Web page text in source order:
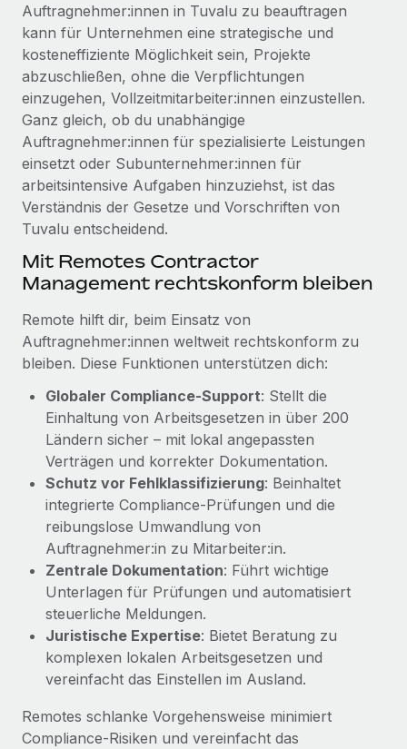
DIENSTLEISTUNGEN
Frag unsere Expert:innen
Hilfe von Expert:innen für globale HR & Compliance
Background-Checks
Einfacheres Bewerber:innen-Screening
Compliance Watchtower
Lückenlose Compliance
Geräteverwaltung
Globale Bereitstellung und Verfolgung von IT-
Geräten
Gründung von Niederlassungen
Schnelle, rechtssichere Gründung von
Niederlassungen
Mobilität und Relocation
Mühelose Relocation von Mitarbeiter:innen
Benefits
Mühelose Verwaltung von Benefits
Remote Build
Beratung zu Integrationen und KI-Automatisierung
FALLSTUDIEN
So hat der KI-Vorreiter Weaviate sein Team mit
Remote um 120 % vergrößert
Weaviate auf einen Blick Weaviate entwickelt KI-basierte
Mehr erfahren
Revolution des Enterprise Contractor
Managements – die Erfolgsgeschichte einer
globalen Content-Agentur mit Remote
Transformation einer weltweit erfolgreichen...
Mehr erfahren
Informationen zu Gehältern und Qualifikationen
Insights Center
Hol dir Unterstützung
Alle Ressourcen anzeigen
BLOG
EOR und PEO
Contractor Management
Den Blog erkunden
Neues zu Remote-Produkten: Integration mit
Gusto und Zero und Contractor Management
Plus
Auch im neuen Jahr wollen wir bei Remote Unternehmen
aller Größen dabei unterstützen, die beste...
Mehr erfahren
Wie Phiture 55 Mitarbeiter:innen in 19 Ländern
mit Remote verwaltet
Wachstumsberatung für mobile Apps. Das...
Auftragnehmer:innen in Tuvalu zu beauftragen
kann für Unternehmen eine strategische und
kosteneffiziente Möglichkeit sein, Projekte
abzuschließen, ohne die Verpflichtungen
einzugehen, Vollzeitmitarbeiter:innen einzustellen.
Ganz gleich, ob du unabhängige
Auftragnehmer:innen für spezialisierte Leistungen
einsetzt oder Subunternehmer:innen für
arbeitsintensive Aufgaben hinzuziehst, ist das
Verständnis der Gesetze und Vorschriften von
Tuvalu entscheidend.
Mit Remotes Contractor
Management rechtskonform bleiben
Remote hilft dir, beim Einsatz von
Auftragnehmer:innen weltweit rechtskonform zu
bleiben. Diese Funktionen unterstützen dich:
Globaler Compliance-Support: Stellt die
Einhaltung von Arbeitsgesetzen in über 200
Ländern sicher – mit lokal angepassten
Verträgen und korrekter Dokumentation.
Schutz vor Fehlklassifizierung: Beinhaltet
integrierte Compliance-Prüfungen und die
reibungslose Umwandlung von
Auftragnehmer:in zu Mitarbeiter:in.
Zentrale Dokumentation: Führt wichtige
Unterlagen für Prüfungen und automatisiert
steuerliche Meldungen.
Juristische Expertise: Bietet Beratung zu
komplexen lokalen Arbeitsgesetzen und
vereinfacht das Einstellen im Ausland.
Remotes schlanke Vorgehensweise minimiert
Compliance-Risiken und vereinfacht das